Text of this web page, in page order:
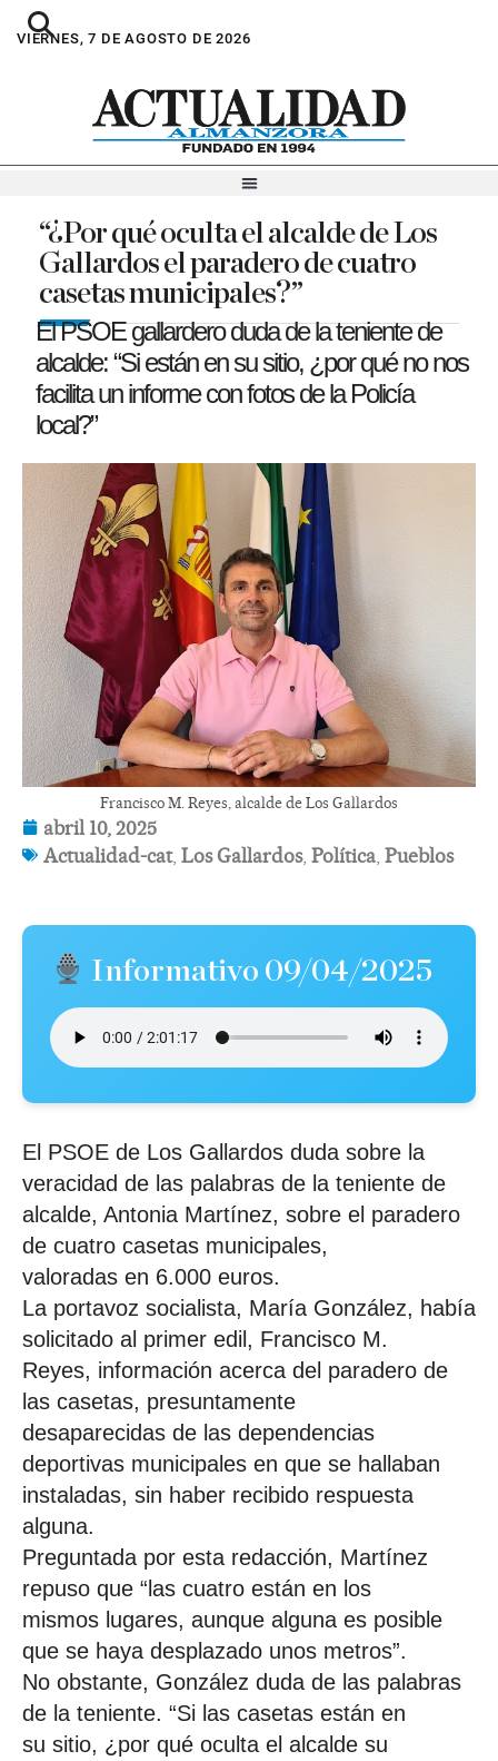
VIERNES, 7 DE AGOSTO DE 2026
“¿Por qué oculta el alcalde de Los
Gallardos el paradero de cuatro
casetas municipales?”
El PSOE gallardero duda de la teniente de
alcalde: “Si están en su sitio, ¿por qué no nos
facilita un informe con fotos de la Policía
local?”
Francisco M. Reyes, alcalde de Los Gallardos
abril 10, 2025
Actualidad-cat, Los Gallardos, Política Pueblos
Informativo 09/04/2025
El PSOE de Los Gallardos duda sobre la
veracidad de las palabras de la teniente de
alcalde, Antonia Martínez, sobre el paradero
de cuatro casetas municipales,
valoradas en 6.000 euros.
La portavoz socialista, María González, había
solicitado al primer edil, Francisco M.
Reyes, información acerca del paradero de
las casetas, presuntamente
desaparecidas de las dependencias
deportivas municipales en que se hallaban
instaladas, sin haber recibido respuesta
alguna.
Preguntada por esta redacción, Martínez
repuso que “las cuatro están en los
mismos lugares, aunque alguna es posible
que se haya desplazado unos metros”.
No obstante, González duda de las palabras
de la teniente. “Si las casetas están en
su sitio, ¿por qué oculta el alcalde su